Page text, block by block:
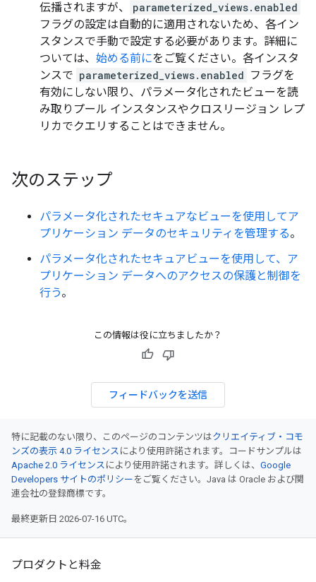
伝播されますが、
parameterized_views.enabled
フラグの設定は自動的に適用されないため、各イン
スタンスで手動で設定する必要があります。詳細に
ついては、 始める前にをご覧ください。各インスタ
ンスで parameterized_views.enabled フラグを
有効にしない限り、パラメータ化されたビューを読
み取りプール インスタンスやクロスリージョン レプ
リカでクエリすることはできません。
次のステップ
パラメータ化されたセキュアなビューを使用してア
プリケーション データのセキュリティを管理する。
パラメータ化されたセキュアビューを使用して、ア
プリケーション データへのアクセスの保護と制御を
行う。
この情報は役に立ちましたか？
フィードバックを送信
特に記載のない限り、このページのコンテンツはクリエイティブ・コモ
ンズの表示 4.0 ライセンス により使用許諾されます。コードサンプルは
Apache 2.0 ライセンス により使用許諾されます。詳しくは、 Google
Developers サイトのポリシー をご覧ください。Java は Oracle および関
連会社の登録商標です。
最終更新日 2026-07-16 UTC。
プロダクトと料金